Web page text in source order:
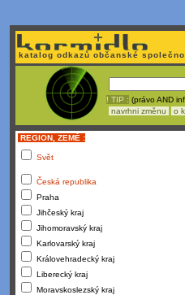
katalog odkazů občanské
! TIP : (právo AND
navrhni změnu
o
REGION, ZEMĚ :
Svět
Česká republika
Praha
Jihčeský kraj
Jihomoravský kraj
Karlovarský kraj
Královehradecký kraj
Liberecký kraj
Moravskoslezský kraj